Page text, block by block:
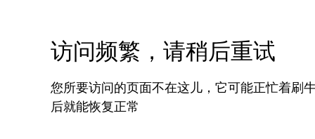
访问频繁，请稍后重试
您所要访问的页面不在这儿，它可能正忙着刷
后就能恢复正常